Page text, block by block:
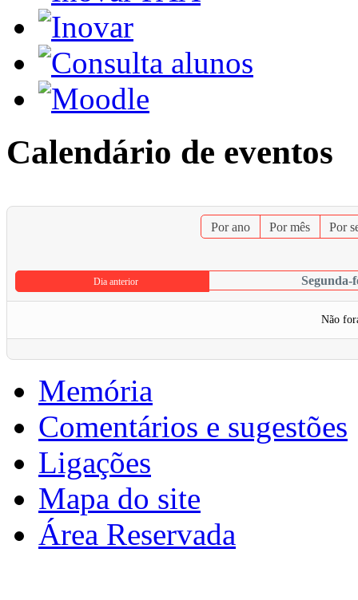
Calendário de eventos
Por ano Por mês Por
Dia anterior Segunda-
Não
Memória
Comentários e sugestões
Ligações
Mapa do site
Área Reservada